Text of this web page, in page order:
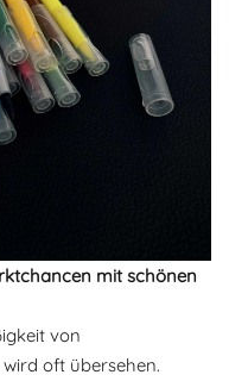
mit schönen
von
oft übersehen.